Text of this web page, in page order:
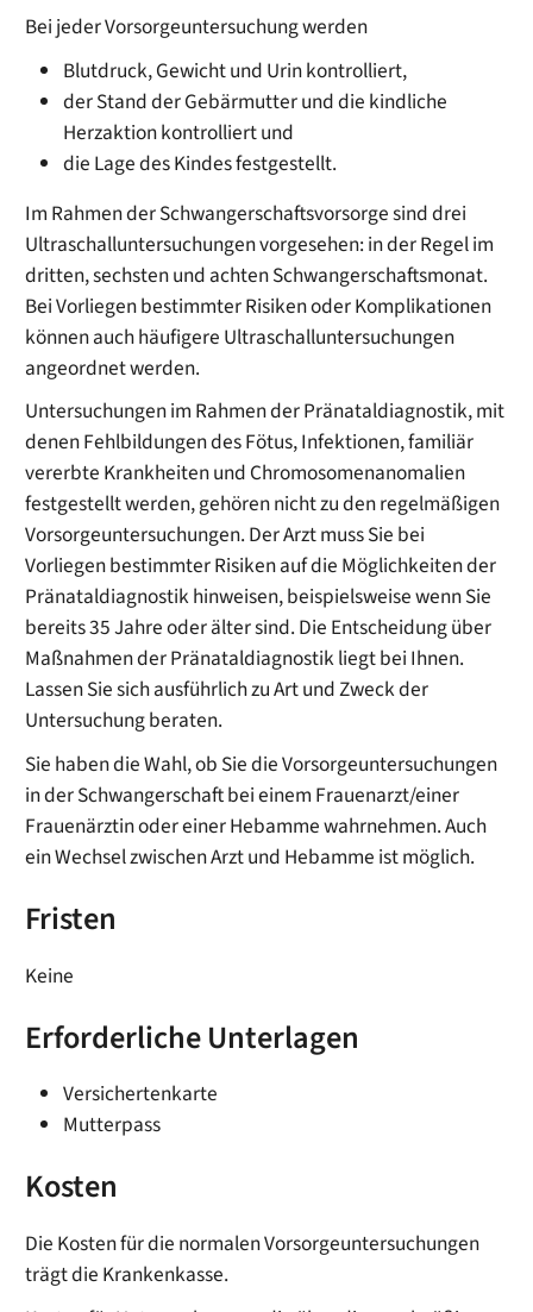
Bei jeder Vorsorgeuntersuchung werden
Blutdruck, Gewicht und Urin kontrolliert,
der Stand der Gebärmutter und die kindliche
Herzaktion kontrolliert und
die Lage des Kindes festgestellt.
Im Rahmen der Schwangerschaftsvorsorge sind drei
Ultraschalluntersuchungen vorgesehen: in der Regel im
dritten, sechsten und achten Schwangerschaftsmonat.
Bei Vorliegen bestimmter Risiken oder Komplikationen
können auch häufigere Ultraschalluntersuchungen
angeordnet werden.
Untersuchungen im Rahmen der Pränataldiagnostik, mit
denen Fehlbildungen des Fötus, Infektionen, familiär
vererbte Krankheiten und Chromosomenanomalien
festgestellt werden, gehören nicht zu den regelmäßigen
Vorsorgeuntersuchungen. Der Arzt muss Sie bei
Vorliegen bestimmter Risiken auf die Möglichkeiten der
Pränataldiagnostik hinweisen, beispielsweise wenn Sie
bereits 35 Jahre oder älter sind. Die Entscheidung über
Maßnahmen der Pränataldiagnostik liegt bei Ihnen.
Lassen Sie sich ausführlich zu Art und Zweck der
Untersuchung beraten.
Sie haben die Wahl, ob Sie die Vorsorgeuntersuchungen
in der Schwangerschaft bei einem Frauenarzt/einer
Frauenärztin oder einer Hebamme wahrnehmen. Auch
ein Wechsel zwischen Arzt und Hebamme ist möglich.
Fristen
Keine
Erforderliche Unterlagen
Versichertenkarte
Mutterpass
Kosten
Die Kosten für die normalen Vorsorgeuntersuchungen
trägt die Krankenkasse.